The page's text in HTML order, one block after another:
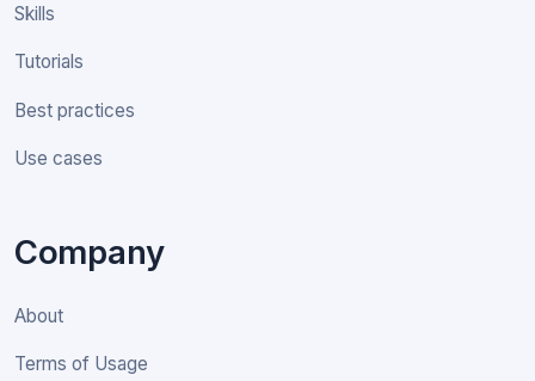
Skills
Tutorials
Best practices
Use cases
Company
About
Terms of Usage